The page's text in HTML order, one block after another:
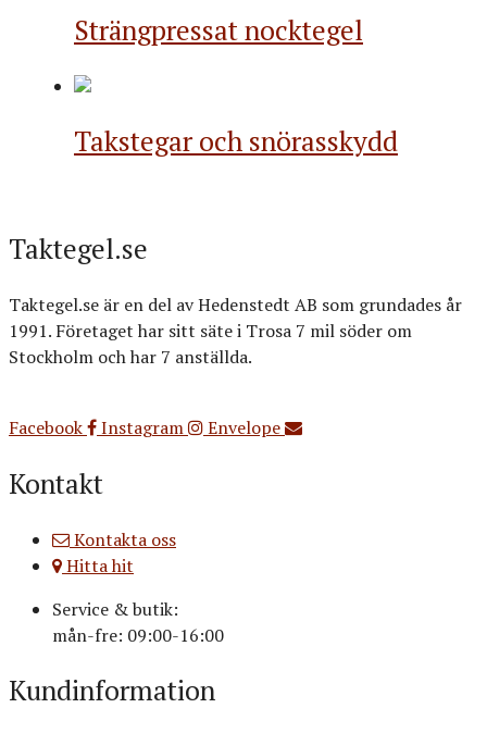
Strängpressat nocktegel
Takstegar och snörasskydd
Taktegel.se
Taktegel.se är en del av Hedenstedt AB som grundades år
1991. Företaget har sitt säte i Trosa 7 mil söder om
Stockholm och har 7 anställda.
Facebook
Instagram Envelope
Kontakt
Kontakta oss
Hitta hit
Service & butik:
mån-fre: 09:00-16:00
Kundinformation